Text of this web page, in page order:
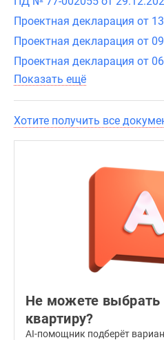
и
широкие
спальни.
Среди
уникальных
вариантов
выделить
гостевыми
проекте
представлено
Проектная декларация от
Проектная декларация от
Проектная декларация от
Показать ещё
Хотите получить все
Не можете
квартиру?
AI-помощник подберёт